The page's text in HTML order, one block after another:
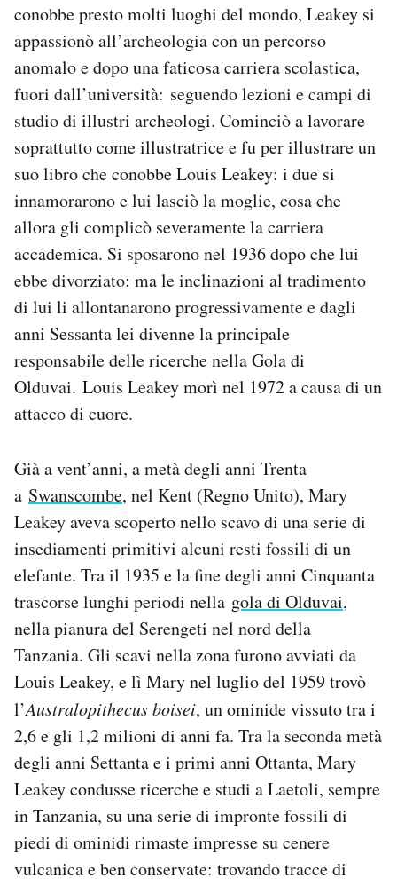
conobbe presto molti luoghi del mondo, Leakey si
appassionò all’archeologia con un percorso
anomalo e dopo una faticosa carriera scolastica,
fuori dall’università: seguendo lezioni e campi di
studio di illustri archeologi. Cominciò a lavorare
soprattutto come illustratrice e fu per illustrare un
suo libro che conobbe Louis Leakey: i due si
innamorarono e lui lasciò la moglie, cosa che
allora gli complicò severamente la carriera
accademica. Si sposarono nel 1936 dopo che lui
ebbe divorziato: ma le inclinazioni al tradimento
di lui li allontanarono progressivamente e dagli
anni Sessanta lei divenne la principale
responsabile delle ricerche nella Gola di
Olduvai. Louis Leakey morì nel 1972 a causa di un
attacco di cuore.
Già a vent’anni, a metà degli anni Trenta
a Swanscombe, nel Kent (Regno Unito), Mary
Leakey aveva scoperto nello scavo di una serie di
insediamenti primitivi alcuni resti fossili di un
elefante. Tra il 1935 e la fine degli anni Cinquanta
trascorse lunghi periodi nella gola di Olduvai,
nella pianura del Serengeti nel nord della
Tanzania. Gli scavi nella zona furono avviati da
Louis Leakey, e lì Mary nel luglio del 1959 trovò
l’Australopithecus boisei, un ominide vissuto tra i
2,6 e gli 1,2 milioni di anni fa. Tra la seconda metà
degli anni Settanta e i primi anni Ottanta, Mary
Leakey condusse ricerche e studi a Laetoli, sempre
in Tanzania, su una serie di impronte fossili di
piedi di ominidi rimaste impresse su cenere
vulcanica e ben conservate: trovando tracce di